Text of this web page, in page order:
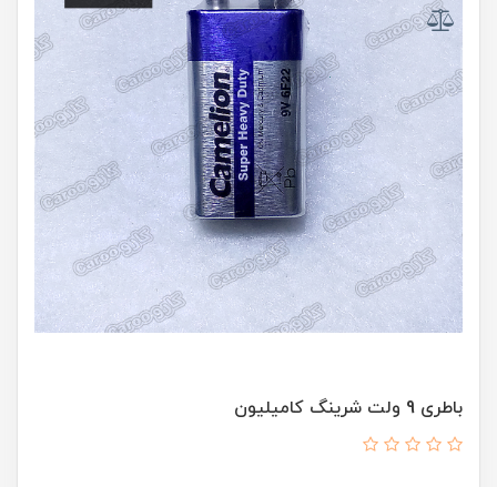
باطری 9 ولت شرینگ کامیلیون